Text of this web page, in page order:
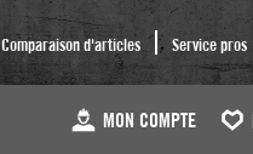
Comparaison d'articles Service pros
MON COMPTE